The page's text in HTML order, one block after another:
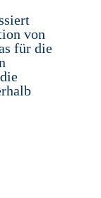
von
für die